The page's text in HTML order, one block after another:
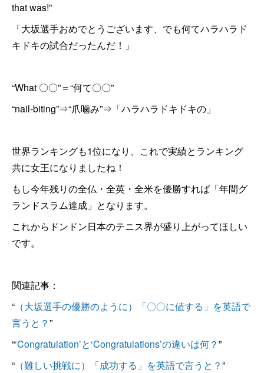
that was!”
「大坂選手おめでとうございます、でも何てハラハラド
キドキの試合だったんだ！」
“What 〇〇”＝“何て〇〇”
“nail-biting”⇒“爪噛み”⇒「ハラハラドキドキの」
世界ランキングも1位になり、これで実績とランキング
共に女王になりましたね！
もし今年残りの全仏・全英・全米を優勝すれば「年間グ
ランドスラム達成」となります。
これからドンドン日本のテニス界が盛り上がってほしい
です。
関連記事：
“ （大坂選手の優勝のように）「〇〇に値する」を英語で
言うと？”
“‘Congratulation’と‘Congratulations’の違いは何？”
“ （難しい挑戦に）「成功する」を英語で言うと？”